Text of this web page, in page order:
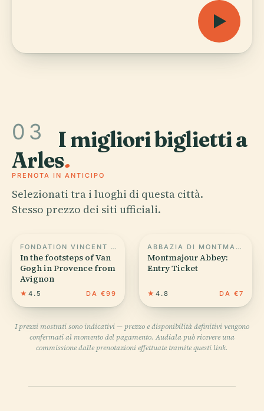
03 I migliori biglietti a
Arles.
PRENOTA IN ANTICIPO
Selezionati tra i luoghi di questa città.
Stesso prezzo dei siti ufficiali.
FONDATION VINCENT VAN GOGH ARLES
In the footsteps of Van
Gogh in Provence from
Avignon
★ 4.5 DA €99
ABBAZIA DI MONTMAJOUR
Montmajour Abbey:
Entry Ticket
★ 4.8 DA €7
I prezzi mostrati sono indicativi — prezzo e disponibilità definitivi vengono
confermati al momento del pagamento. Audiala può ricevere una
commissione dalle prenotazioni effettuate tramite questi link.